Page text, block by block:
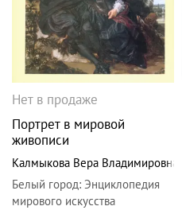
Нет в продаже
Портрет в мировой
живописи
Калмыкова Вера Владимировна
Белый город: Энциклопедия
мирового искусства